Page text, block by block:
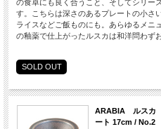
の食卓にも良く合うこと、そしてシリー
す。こちらは深さのあるプレートの小さ
ライスなどご飯ものにも。あらゆるメニ
の釉薬で仕上がったルスカは和洋問わず
SOLD OUT
ARABIA
ート 17cm / No.2